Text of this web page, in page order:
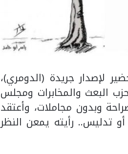
لإصدار جريدة (الدومري)،
البعث والمخابرات ومجلس
وبدون مجاملات، وأعتقد
تدليس.. رأيته يمعن النظر